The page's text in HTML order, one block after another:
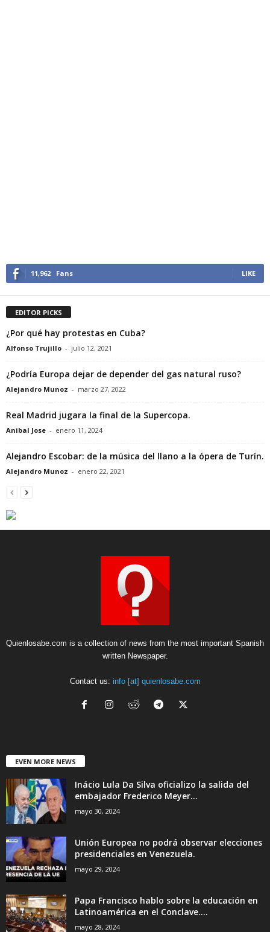
11,962 Fans LIKE
EDITOR PICKS
¿Por qué hay protestas en Cuba?
Alfonso Trujillo - julio 12, 2021
¿Podría Europa dejar de depender del gas natural ruso?
Alejandro Munoz - marzo 27, 2022
Real Madrid jugara la final de la Supercopa.
Anibal Jose - enero 11, 2024
Alejandro Escobar: de la música del llano a la ópera de Turín.
Alejandro Munoz - enero 22, 2021
Quienlosabe.com is a collection of news from the most important Spanish
written Newspaper.
Contact us: info [at] quienlosabe.com
EVEN MORE NEWS
Inácio Lula Da Silva oficializo la salida del
embajador Frederico Meyer...
mayo 30, 2024
Unión Europea no podrá observar elecciones
presidenciales en Venezuela.
mayo 29, 2024
Papa Francisco hablo sobre la educación en
Latinoamérica en el Conclave....
mayo 28, 2024